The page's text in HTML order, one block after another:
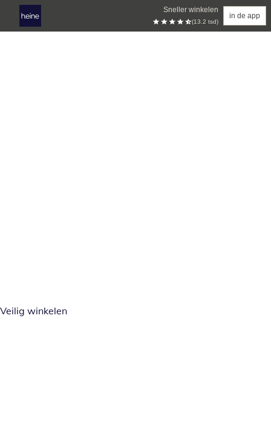
Sneller winkelen
(13.2 tsd)
in de app
Veilig winkelen